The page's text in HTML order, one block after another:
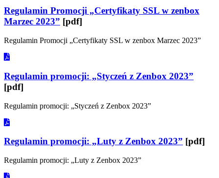
Regulamin Promocji „Certyfikaty SSL w zenbox
Marzec 2023” [pdf]
Regulamin Promocji „Certyfikaty SSL w zenbox Marzec 2023”
Regulamin promocji: „Styczeń z Zenbox 2023”
[pdf]
Regulamin promocji: „Styczeń z Zenbox 2023”
Regulamin promocji: „Luty z Zenbox 2023” [pdf]
Regulamin promocji: „Luty z Zenbox 2023”